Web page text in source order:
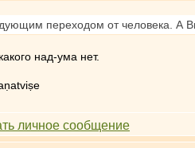
переходом от человека. А
над-ума нет.